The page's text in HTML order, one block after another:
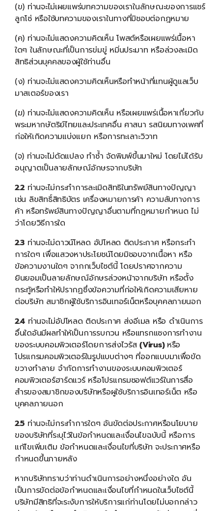
(ข) ท่านจะไม่เผยแพร่บทความของเราในลักษณะของการแชร์
ลูกโซ่ หรือใช้บทความของเราในทางที่มิชอบต่อกฎหมาย
(ค) ท่านจะไม่แสดงความคิดเห็น โพสต์หรือเผยแพร่เนื้อหา
ใดๆ ในลักษณะที่เป็นการข่มขู่ หมิ่นประมาท หรือล่วงละเมิด
สิทธิส่วนบุคคลของผู้ใช้ท่านอื่น
(ง) ท่านจะไม่แสดงความคิดเห็นหรือทำหน้าที่แทนผู้ดูแลเว็บ
มาสเตอร์ของเรา
(ฆ) ท่านจะไม่แสดงความคิดเห็น หรือเผยแพร่เนื้อหาเกี่ยวกับ
พระมหากษัตริย์ไทยและประเทศอื่น ศาสนา รสนิยมทางเพศที่
ก่อให้เกิดความแบ่งแยก หรือการทะเลาะวิวาท
(จ) ท่านจะไม่ดัดแปลง ทำซ้ำ จัดพิมพ์ขึ้นมาใหม่ โดยไม่ได้รับ
อนุญาตเป็นลายลักษณ์อักษรจากบริษัท
2.2 ท่านจะไม่กระทำการละเมิดสิทธิในทรัพย์สินทางปัญญา
เช่น ลิขสิทธิ์สิทธิบัตร เครื่องหมายการค้า ความลับทางการ
ค้า หรือทรัพย์สินทางปัญญาอื่นตามที่กฎหมายกำหนด ไม่
ว่าโดยวิธีการใด
2.3 ท่านจะไม่ดาวน์โหลด อัปโหลด ติดประกาศ หรือกระทำ
การใดๆ เพื่อแสวงหาประโยชน์โดยมิชอบจากเนื้อหา หรือ
ข้อความงานใดๆ จากกเว็บไซต์นี้ โดยปราศจากความ
ยินยอมเป็นลายลักษณ์อักษรล่วงหน้าจากบริษัท หรือตั้ง
กระทู้หรือทำให้ปรากฏซึ่งข้อความที่ก่อให้เกิดความเสียหาย
ต่อบริษัท สมาชิกผู้ใช้บริการอินเทอร์เน็ตหรือบุคคลภายนอก
2.4 ท่านจะไม่อัปโหลด ติดประกาศ ส่งอีเมล หรือ ดำเนินการ
อื่นใดอันมีผลทำให้เป็นการรบกวน หรือแทรกแซงการทำงาน
ของระบบคอมพิวเตอร์โดยการส่งไวรัส(Virus) หรือ
โปรแกรมคอมพิวเตอร์ในรูปแบบต่างๆ ที่ออกแบบมาเพื่อขัด
ขวางทำลาย จำกัดการทำงานของระบบคอมพิวเตอร์
คอมพิวเตอร์ฮาร์ดแวร์ หรือโปรแกรมซอฟต์แวร์ในการสื่อ
สำรของสมาชิกของบริษัทหรือผูใช้บริการอินเทอร์เน็ต หรือ
บุคคลภายนอก
2.5 ท่านจะไม่กระทำการใดๆ อันขัดต่อประกาศหรือนโยบาย
ของบริษัทที่ระบุไว้ในข้อกำหนดและเงื่อนไขฉบับนี้ หรือการ
แก้ไขเพิ่มเติม ข้อกำหนดและเงื่อนไขที่บริษัท จะประกาศหรือ
กำหนดขึ้นภายหลัง
หากบริษัททราบว่าท่านดำเนินการอย่างหนึ่งอย่างใด อัน
เป็นการขัดต่อข้อกำหนดและเงื่อนไขที่กำหนดในเว็บไซต์นี้
บริษัทมีสิทธิที่จะระงับการให้บริการแก่ท่านโดยไม่บอกกล่าว